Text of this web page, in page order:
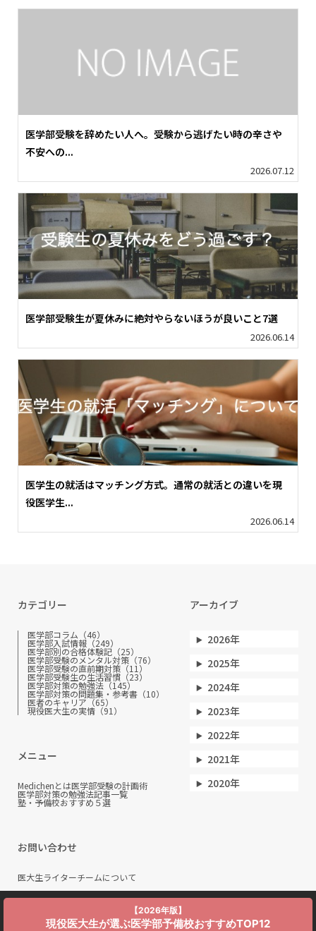
医学部受験を辞めたい人へ。受験から逃げたい時の辛さや
不安への...
2026.07.12
医学部受験生が夏休みに絶対やらないほうが良いこと7選
2026.06.14
医学生の就活はマッチング方式。通常の就活との違いを現
役医学生...
2026.06.14
カテゴリー
医学部コラム（46）
医学部入試情報（249）
医学部別の合格体験記（25）
医学部受験のメンタル対策（76）
医学部受験の直前期対策（11）
医学部受験生の生活習慣（23）
医学部対策の勉強法（145）
医学部対策の問題集・参考書（10）
医者のキャリア（65）
現役医大生の実情（91）
メニュー
Medichenとは医学部受験の計画術
医学部対策の勉強法記事一覧
塾・予備校おすすめ５選
お問い合わせ
医大生ライターチームについて
アーカイブ
2026年
2025年
2024年
2023年
2022年
2021年
2020年
【2026年版】
現役医大生が選ぶ医学部予備校おすすめTOP12